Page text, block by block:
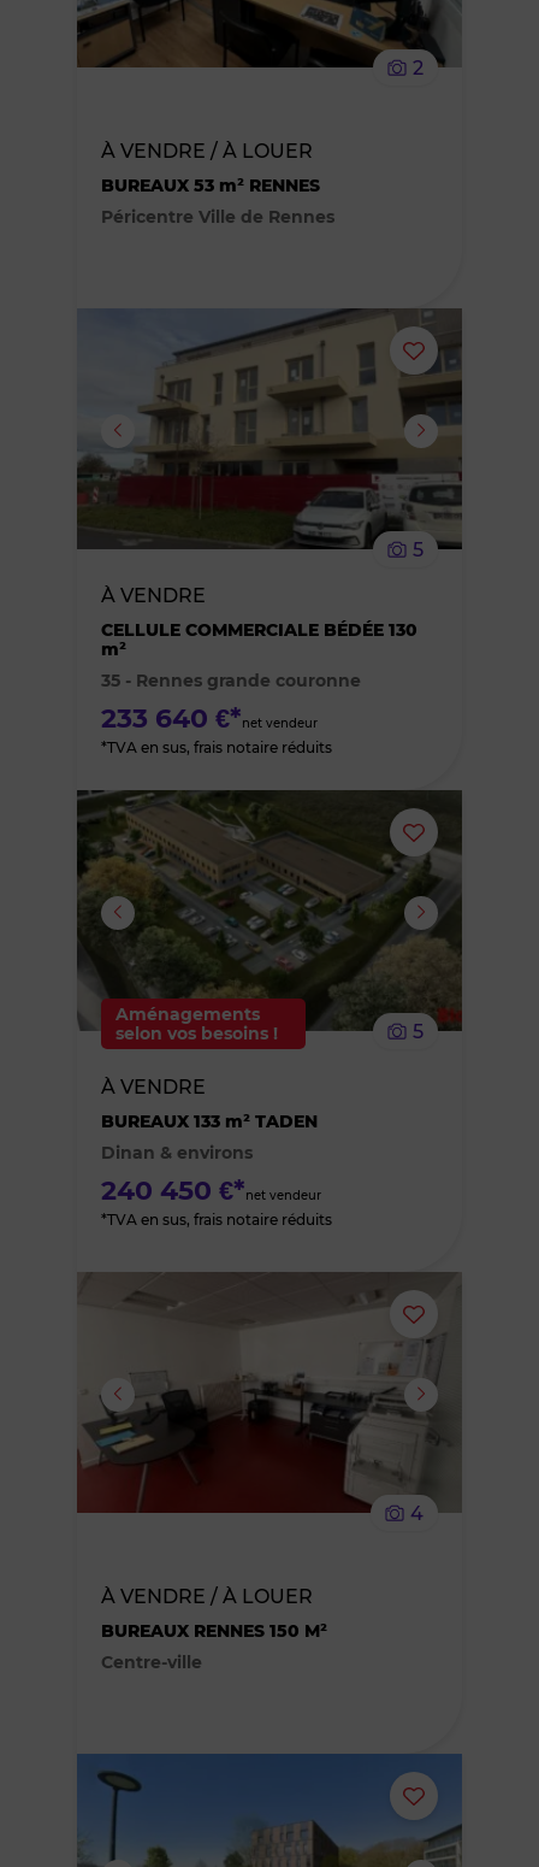
le
2
À VENDRE / À LOUER
BUREAUX 53 m² RENNES
Péricentre Ville de Rennes
Ajouter
ou
supprimer
le
5
À VENDRE
CELLULE COMMERCIALE BÉDÉE 130
m²
35 - Rennes grande couronne
233 640 €*net vendeur
*TVA en sus, frais notaire réduits
Ajouter
ou
supprimer
le
Aménagements
selon vos besoins !
5
À VENDRE
BUREAUX 133 m² TADEN
Dinan & environs
240 450 €*net vendeur
*TVA en sus, frais notaire réduits
Ajouter
supprimer
4
À VENDRE / À LOUER
BUREAUX RENNES 150 M²
Centre-ville
Ajouter
ou